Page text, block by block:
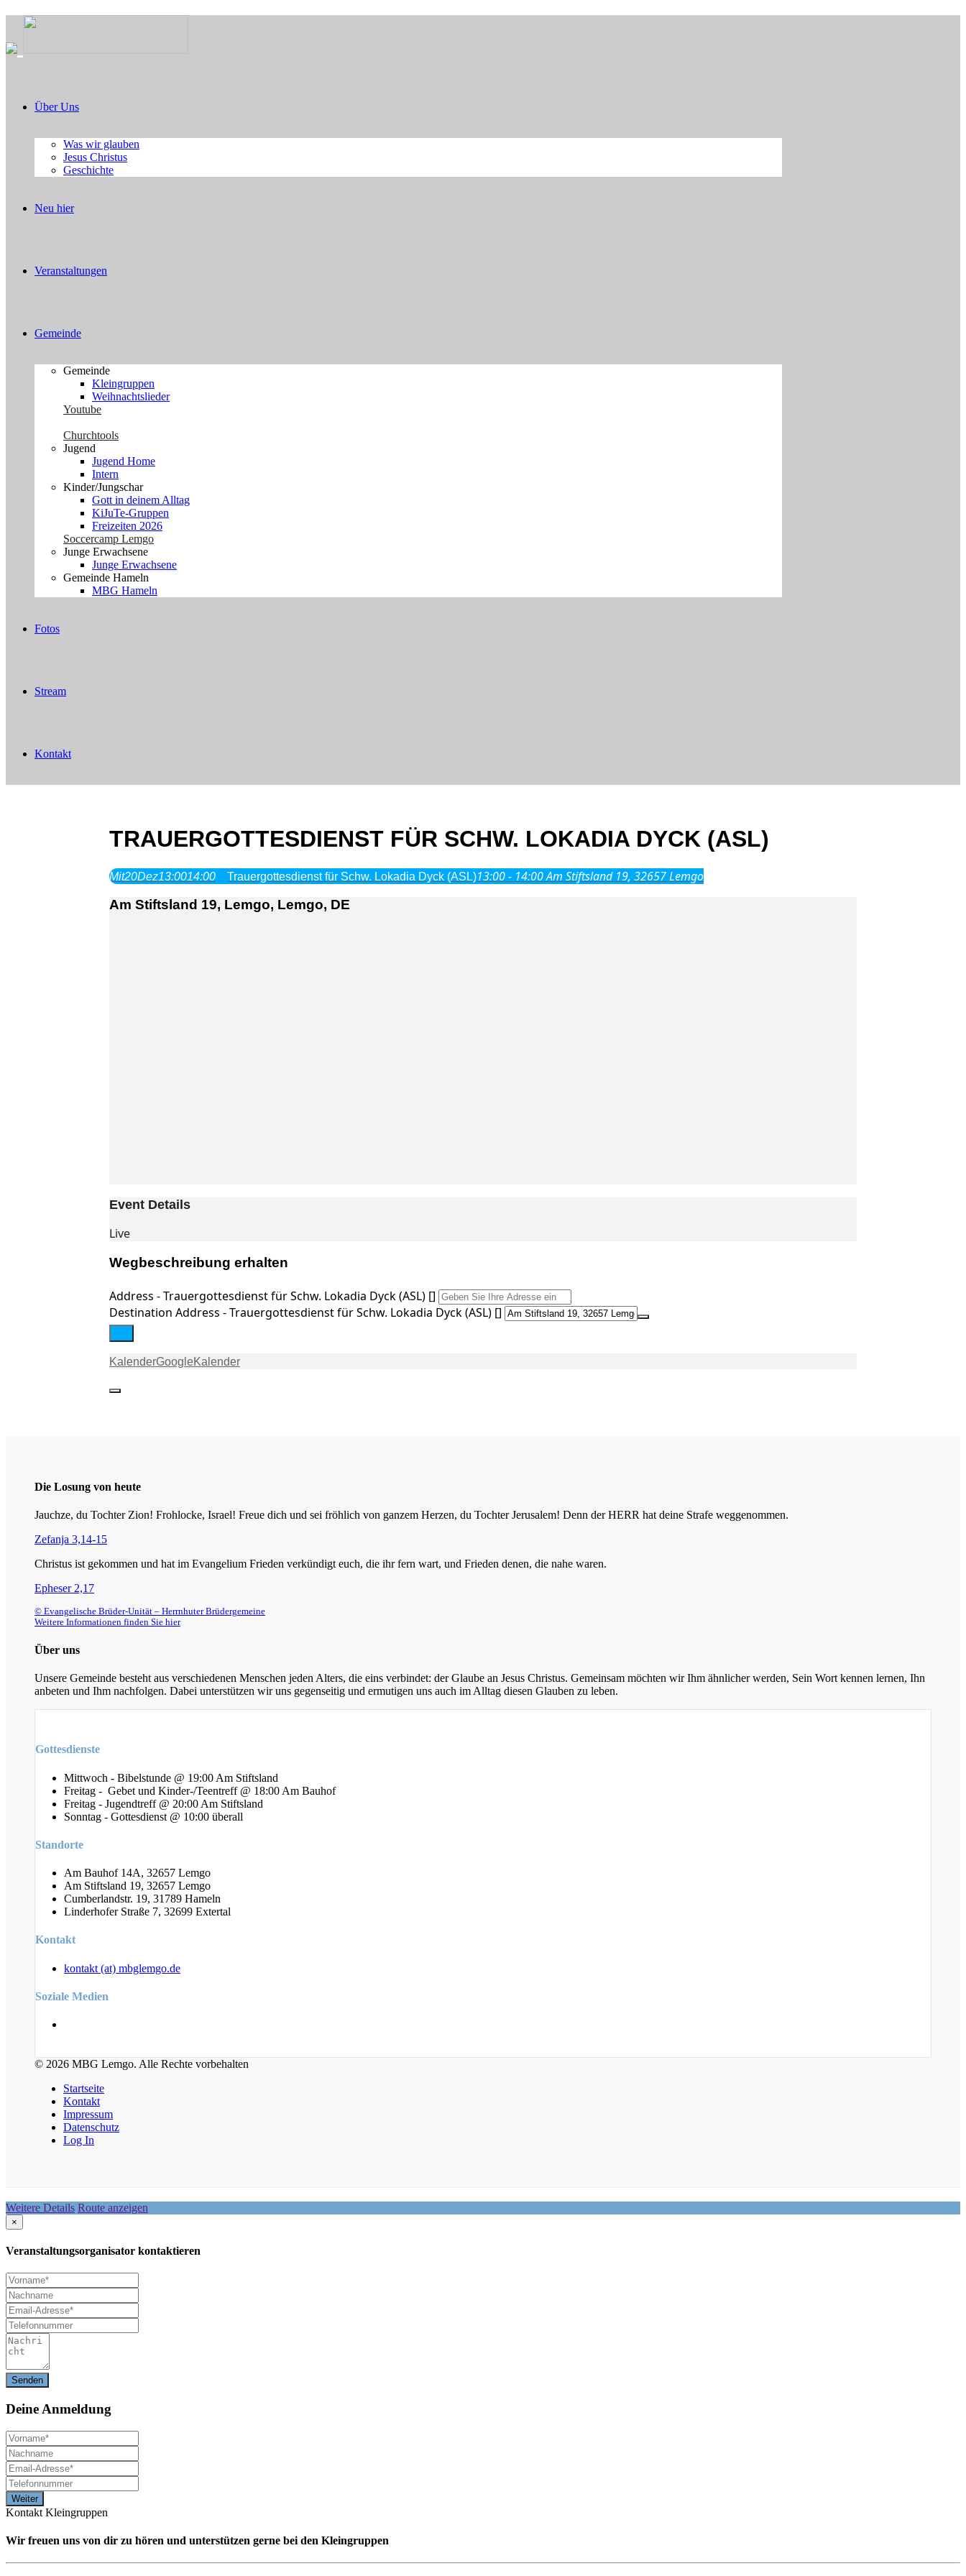
Über Uns
Was wir glauben
Jesus Christus
Geschichte
Neu hier
Veranstaltungen
Gemeinde
Gemeinde
Kleingruppen
Weihnachtslieder
Youtube
Churchtools
Jugend
Jugend Home
Intern
Kinder/Jungschar
Gott in deinem Alltag
KiJuTe-Gruppen
Freizeiten 2026
Soccercamp Lemgo
Junge Erwachsene
Junge Erwachsene
Gemeinde Hameln
MBG Hameln
Fotos
Stream
Kontakt
TRAUERGOTTESDIENST FÜR SCHW. LOKADIA DYCK (ASL)
Mit20Dez13:0014:00 Trauergottesdienst für Schw. Lokadia Dyck (ASL)13:00 - 14:00Am Stiftsland 19, 32657 Lemgo
Am Stiftsland 19, Lemgo, Lemgo, DE
Event Details
Live
Wegbeschreibung erhalten
Address - Trauergottesdienst für Schw. Lokadia Dyck (ASL) []
Destination Address - Trauergottesdienst für Schw. Lokadia Dyck (ASL) []
KalenderGoogleKalender
Die Losung von heute
Jauchze, du Tochter Zion! Frohlocke, Israel! Freue dich und sei fröhlich von ganzem Herzen, du Tochter Jerusalem! Denn der HERR hat deine Strafe weggenommen.
Zefanja 3,14-15
Christus ist gekommen und hat im Evangelium Frieden verkündigt euch, die ihr fern wart, und Frieden denen, die nahe waren.
Epheser 2,17
© Evangelische Brüder-Unität – Herrnhuter Brüdergemeine
Weitere Informationen finden Sie hier
Über uns
Unsere Gemeinde besteht aus verschiedenen Menschen jeden Alters, die eins verbindet: der Glaube an Jesus Christus. Gemeinsam möchten wir Ihm ähnlicher werden, Sein Wort kennen lernen, Ihn
anbeten und Ihm nachfolgen. Dabei unterstützen wir uns gegenseitig und ermutigen uns auch im Alltag diesen Glauben zu leben.
Gottesdienste
Mittwoch - Bibelstunde @ 19:00 Am Stiftsland
Freitag - Gebet und Kinder-/Teentreff @ 18:00 Am Bauhof
Freitag - Jugendtreff @ 20:00 Am Stiftsland
Sonntag - Gottesdienst @ 10:00 überall
Standorte
Am Bauhof 14A, 32657 Lemgo
Am Stiftsland 19, 32657 Lemgo
Cumberlandstr. 19, 31789 Hameln
Linderhofer Straße 7, 32699 Extertal
Kontakt
kontakt (at) mbglemgo.de
Soziale Medien
© 2026 MBG Lemgo. Alle Rechte vorbehalten
Startseite
Kontakt
Impressum
Datenschutz
Log In
Weitere Details Route anzeigen
×
Veranstaltungsorganisator kontaktieren
Deine Anmeldung
Kontakt Kleingruppen
Wir freuen uns von dir zu hören und unterstützen gerne bei den Kleingruppen